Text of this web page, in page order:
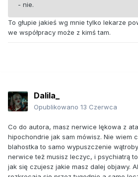
- nie.
To głupie jakieś wg mnie tylko lekarze
we współpracy może z kimś tam.
Dalila_
Opublikowano 13 Czerwca
Co do autora, masz nerwice lękowa z
hipochondrie jak sam mówisz. Nie wiem
blahostka to samo wypuszczenie
nerwice też musisz leczyc, i psychiatrą
jak się czujesz jakie masz dalej objawy.